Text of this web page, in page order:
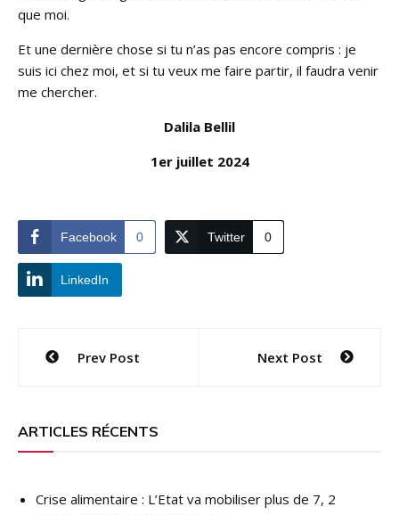
que moi.
Et une dernière chose si tu n’as pas encore compris : je
suis ici chez moi, et si tu veux me faire partir, il faudra venir
me chercher.
Dalila Bellil
1er juillet 2024
Facebook 0 Twitter 0
LinkedIn
Navigation
l’article
Prev Post Next Post
ARTICLES RÉCENTS
Crise alimentaire : L’Etat va mobiliser plus de 7, 2